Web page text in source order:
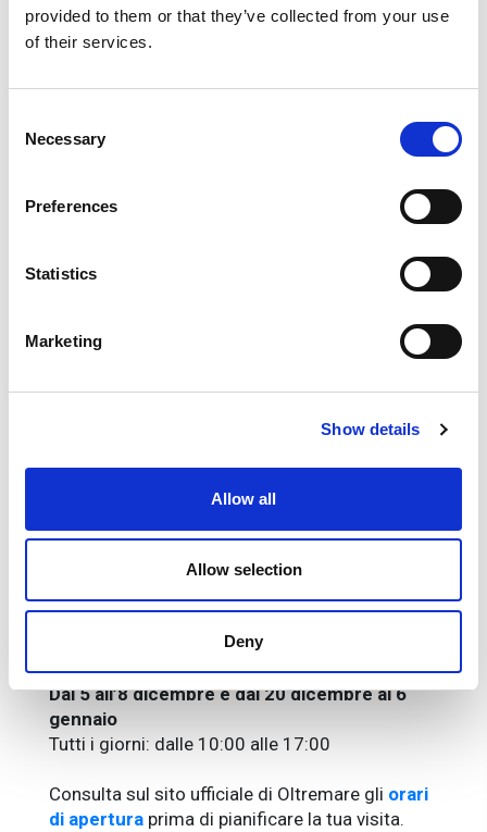
provided to them or that they’ve collected from your use
of their services.
Selection
Necessary
Preferences
Statistics
Marketing
Show details
Allow all
Allow selection
Deny
quota comprende"
Dal 21 al 27 marzo e dal 19 settembre al 26
Sabato e domenica: dalle 10:00 alle 18:30
Dal 2 aprile al 31 maggio
Dal 13 aprile al 31 maggio
Da martedì a domenica: dalle 10:00 alle 18:30
Tutti i giorni: dalle 10:00 alle 18:30
Venerdì, sabato e domenica: dalle 10:00 alle
Venerdì, sabato e domenica: dalle 10:00 alle
Domenica: dalle 10:00 alle 18:00
Dal 1° ottobre al 1° novembre, il 13 e il 20
dicembre
Sabato e domenica: dalle 10:00 alle 18:30
Dall’8 al 29 novembre
Domenica: dalle 10:00 alle 17:00
Dal 5 all’8 dicembre e dal 20 dicembre al 6
gennaio
Tutti i giorni: dalle 10:00 alle 17:00
Consulta sul sito ufficiale di Oltremare gli orari
di apertura prima di pianificare la tua visita.